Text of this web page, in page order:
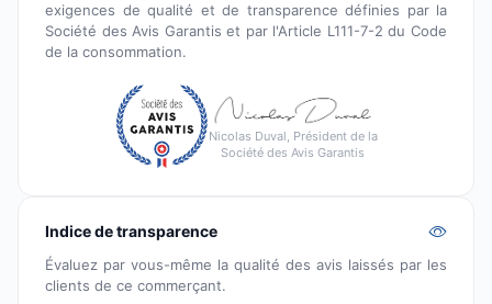
exigences de qualité et de transparence définies par la
Société des Avis Garantis et par l'Article L111-7-2 du Code
de la consommation.
Nicolas Duval, Président de la
Société des Avis Garantis
Indice de transparence
Évaluez par vous-même la qualité des avis laissés par les
clients de ce commerçant.